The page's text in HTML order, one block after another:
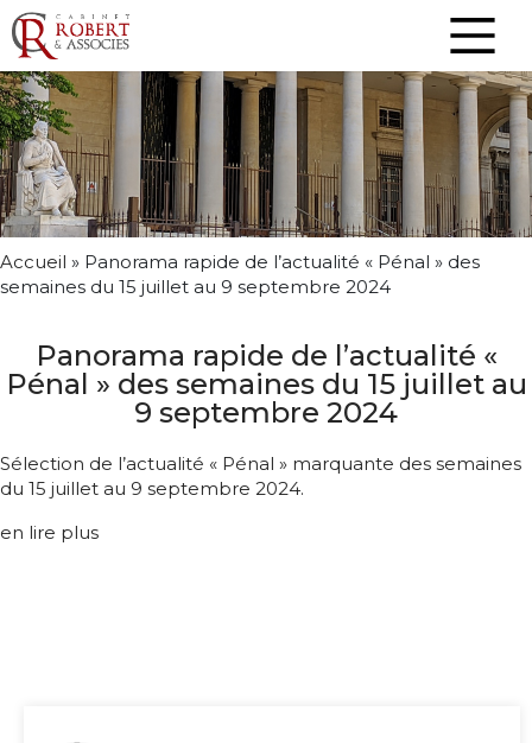
Accueil » Panorama rapide de l’actualité « Pénal » des
semaines du 15 juillet au 9 septembre 2024
Panorama rapide de l’actualité «
Pénal » des semaines du 15 juillet au
9 septembre 2024
Sélection de l’actualité « Pénal » marquante des semaines
du 15 juillet au 9 septembre 2024.
en lire plus